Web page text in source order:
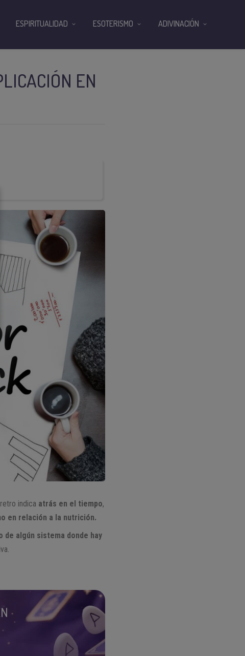
EN
indica atrás en el tiempo,
en relación a la nutrición.
de algún sistema donde hay
ESPIRITUALIDAD ESOTERISMO ADIVINACIÓN